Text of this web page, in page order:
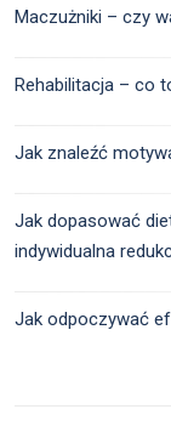
Maczużniki – czy
Rehabilitacja – co
Jak znaleźć
Jak dopasować
indywidualna
Jak odpoczywać